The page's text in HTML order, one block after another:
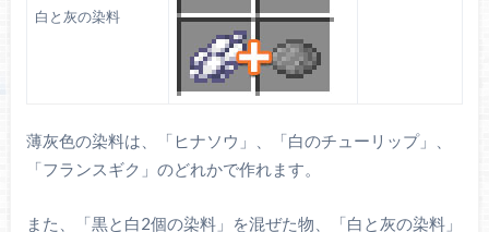
白と灰の染料
薄灰色の染料は、「ヒナソウ」、「白のチューリップ」、
「フランスギク」のどれかで作れます。
また、「黒と白2個の染料」を混ぜた物、「白と灰の染料」